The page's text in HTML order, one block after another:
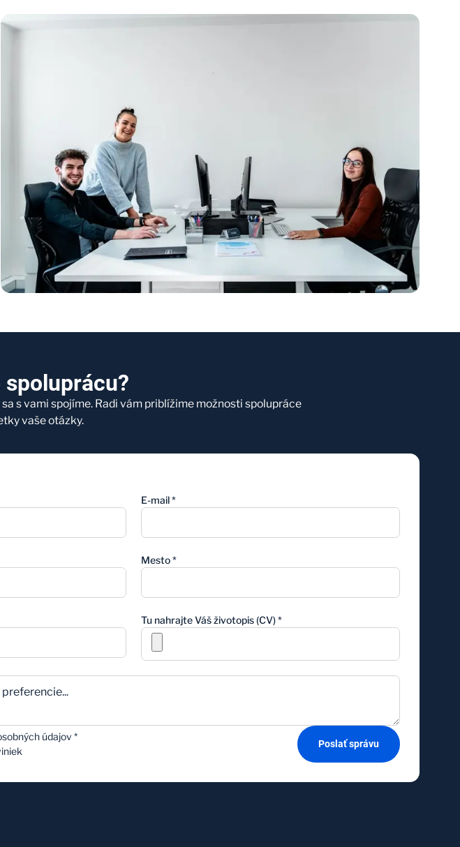
s vami spojíme. Radi vám priblížime možnosti spolupráce
vaše otázky.
E-mail*
Mesto*
Tu nahrajte Váš životopis (CV)*
údajov *
Poslať správu